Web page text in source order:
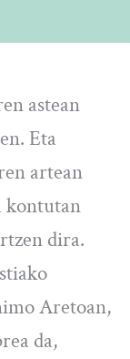
astean
Eta
artean
kontutan
dira.
Aretoan,
da,